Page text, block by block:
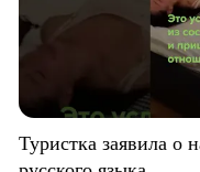
Туристка заявила о